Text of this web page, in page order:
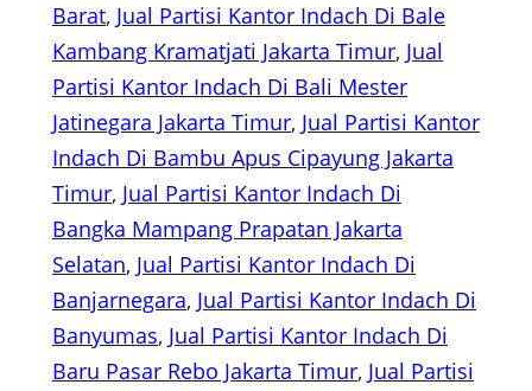
Barat, Jual Partisi Kantor Indach Di Bale
Kambang Kramatjati Jakarta Timur, Jual
Partisi Kantor Indach Di Bali Mester
Jatinegara Jakarta Timur, Jual Partisi Kantor
Indach Di Bambu Apus Cipayung Jakarta
Timur, Jual Partisi Kantor Indach Di
Bangka Mampang Prapatan Jakarta
Selatan, Jual Partisi Kantor Indach Di
Banjarnegara, Jual Partisi Kantor Indach Di
Banyumas, Jual Partisi Kantor Indach Di
Baru Pasar Rebo Jakarta Timur, Jual Partisi